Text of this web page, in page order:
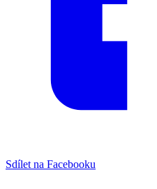
Sdílet na Facebooku